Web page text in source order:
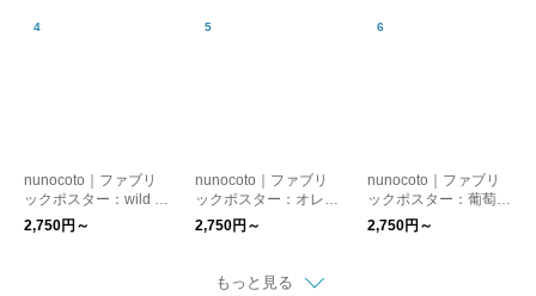
nunocoto｜ファブリ
ックポスター：wild ro
se and plum（kayo a
oyama）
2,750円～
nunocoto｜ファブリ
ックポスター：オレン
ジ色のソファのある部
屋（タムロアヤノ）
2,750円～
nunocoto｜ファブリ
ックポスター：葡萄と
林檎（しんよんひ）
2,750円～
もっと見る